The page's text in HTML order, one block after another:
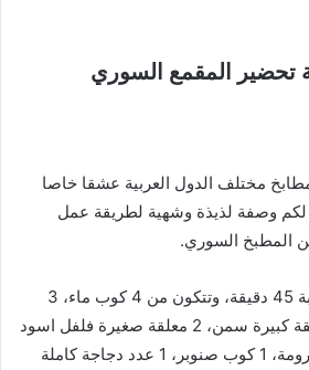
المقمع السوري
مختلف الدول العربية عشقا خاصا
لكم وصفة لذيذة وشهية لطريقة عمل
المطبخ السوري.
يستغرق تحضير تلك الوجبة 45 دقيقة، وتتكون من 4 كوب ماء، 3
معلقة صغيرة ملح، 2 معلقة كبيرة سمن، 2 معلقة صغيرة فلفل اسود
مطحون، 1 كيلو لحمة مفرومة، 1 كوب صنوبر، 1 عدد دجاجة كاملة